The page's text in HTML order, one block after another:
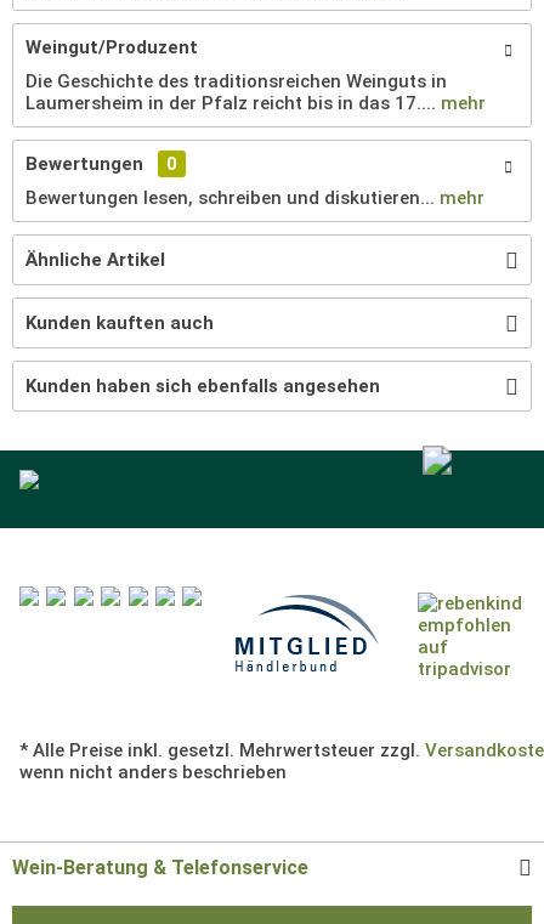
Weingut/Produzent
Die Geschichte des traditionsreichen Weinguts in
Laumersheim in der Pfalz reicht bis in das 17.... mehr
Bewertungen
0
Bewertungen lesen, schreiben und diskutieren... mehr
Ähnliche Artikel
Kunden kauften auch
Kunden haben sich ebenfalls angesehen
* Alle Preise inkl. gesetzl. Mehrwertsteuer zzgl.
wenn nicht anders beschrieben
Wein-Beratung & Telefonservice